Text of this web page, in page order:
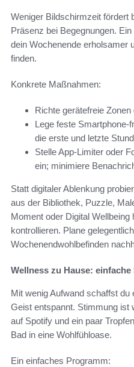
Weniger Bildschirmzeit fördert
Präsenz bei Begegnungen.
dein Wochenende erholsamer
finden.
Konkrete Maßnahmen:
Richte gerätefreie
Lege feste
die erste und letzte
Stelle App‑Limiter oder
ein; minimiere
Statt digitaler Ablenkung
aus der Bibliothek, Puzzle,
Moment oder Digital
kontrollieren. Plane
Wochenendwohlbefinden
Wellness zu Hause: einfache
Mit wenig Aufwand schaffst
Geist entspannt. Stimmung ist
auf Spotify und ein paar
Bad in eine Wohlfühloase.
Ein einfaches Programm: